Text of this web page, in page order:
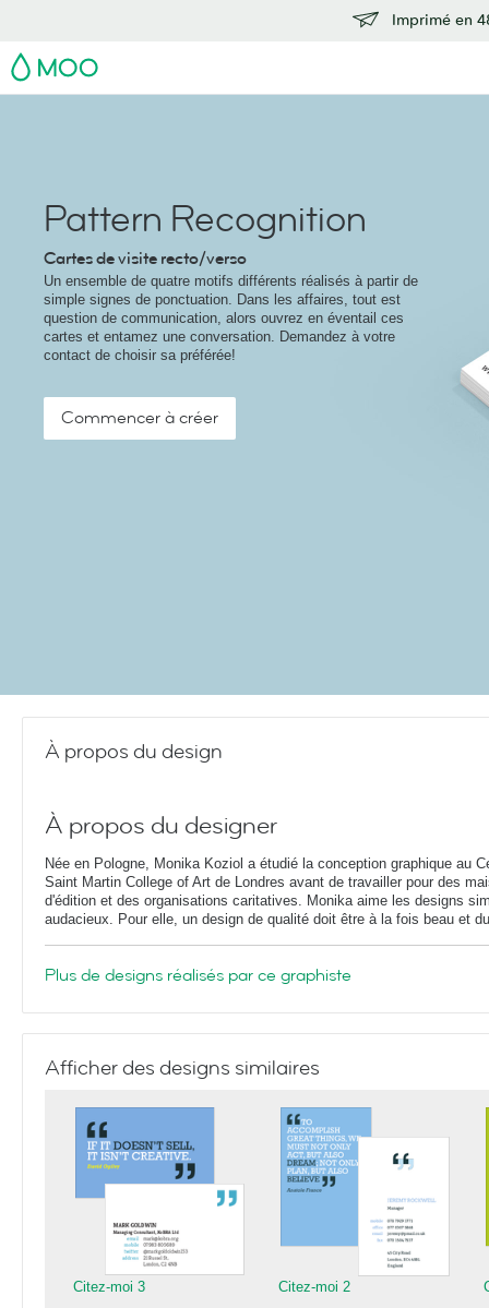
Imprimé en
MOO
Pattern Recognition
Cartes de visite recto/verso
Un ensemble de quatre motifs différents réalisés à partir de
simple signes de ponctuation. Dans les affaires, tout est
question de communication, alors ouvrez en éventail ces
cartes et entamez une conversation. Demandez à votre
contact de choisir sa préférée!
Commencer à créer
À propos du design
À propos du designer
Née en Pologne, Monika Koziol a étudié la conception graphique au
Saint Martin College of Art de Londres avant de travailler pour des
d'édition et des organisations caritatives. Monika aime les designs
audacieux. Pour elle, un design de qualité doit être à la fois beau et
Plus de designs réalisés par ce graphiste
Afficher des designs similaires
Citez-moi 3 Citez-moi 2